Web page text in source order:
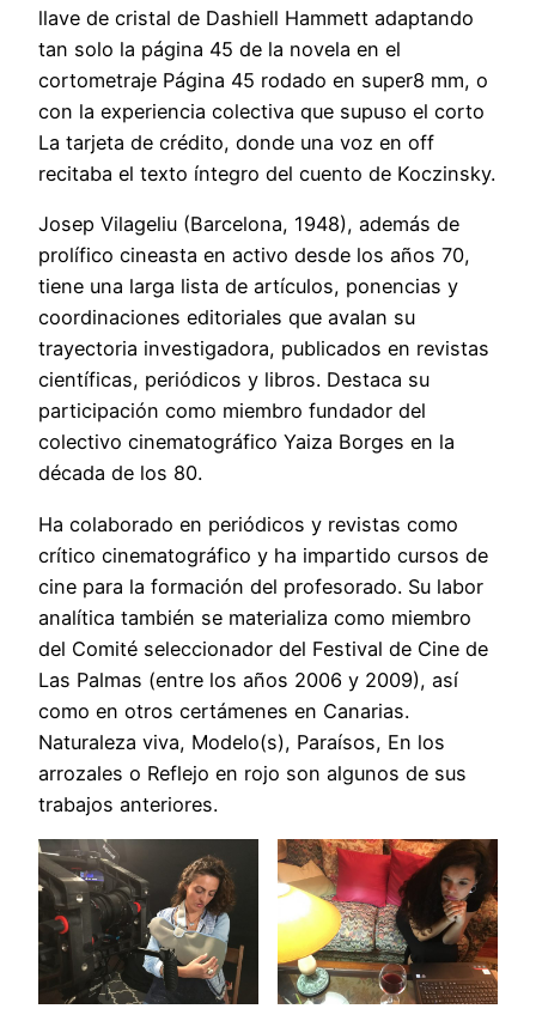
llave de cristal de Dashiell Hammett adaptando
tan solo la página 45 de la novela en el
cortometraje Página 45 rodado en super8 mm, o
con la experiencia colectiva que supuso el corto
La tarjeta de crédito, donde una voz en off
recitaba el texto íntegro del cuento de Koczinsky.
Josep Vilageliu (Barcelona, 1948), además de
prolífico cineasta en activo desde los años 70,
tiene una larga lista de artículos, ponencias y
coordinaciones editoriales que avalan su
trayectoria investigadora, publicados en revistas
científicas, periódicos y libros. Destaca su
participación como miembro fundador del
colectivo cinematográfico Yaiza Borges en la
década de los 80.
Ha colaborado en periódicos y revistas como
crítico cinematográfico y ha impartido cursos de
cine para la formación del profesorado. Su labor
analítica también se materializa como miembro
del Comité seleccionador del Festival de Cine de
Las Palmas (entre los años 2006 y 2009), así
como en otros certámenes en Canarias.
Naturaleza viva, Modelo(s), Paraísos, En los
arrozales o Reflejo en rojo son algunos de sus
trabajos anteriores.